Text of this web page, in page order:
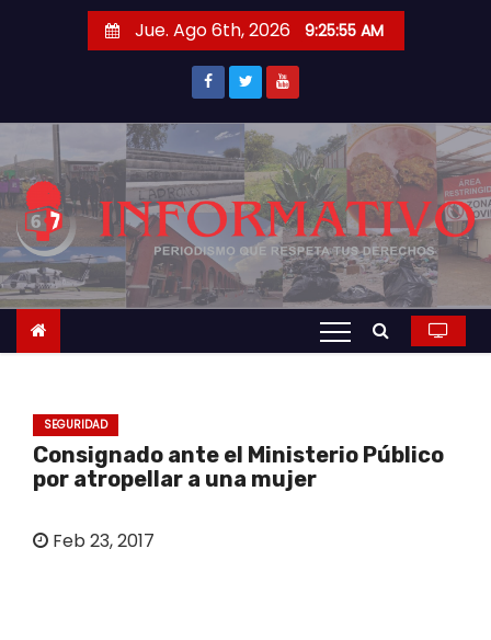
r
a
c
o
t
Jue. Ago 6th, 2026 9:25:56 AM
SEGURIDAD
Consignado ante el Ministerio Público
por atropellar a una mujer
Feb 23, 2017